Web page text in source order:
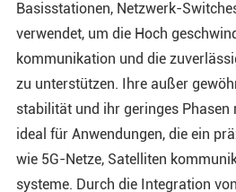
Basisstationen, Netzwerk-
verwendet, um die Hoch
kommunikation und die
zu unterstützen. Ihre außer
stabilität und ihr geringes Phasen
ideal für Anwendungen, die ein
wie 5G-Netze, Satelliten
systeme. Durch die Integration